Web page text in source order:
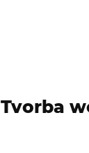
Tvorba